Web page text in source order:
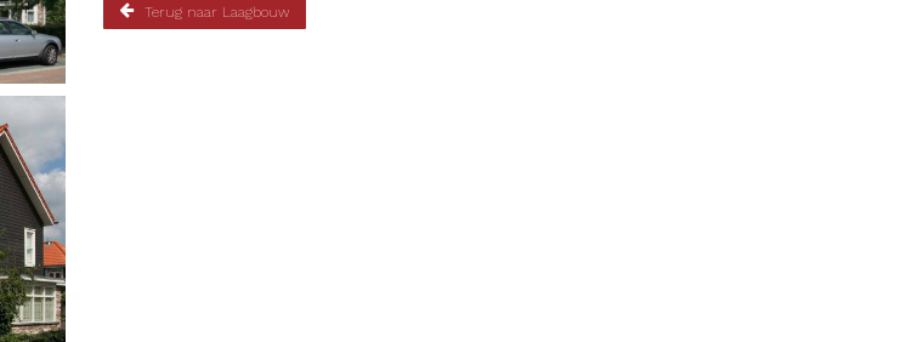
Terug naar Laagbouw